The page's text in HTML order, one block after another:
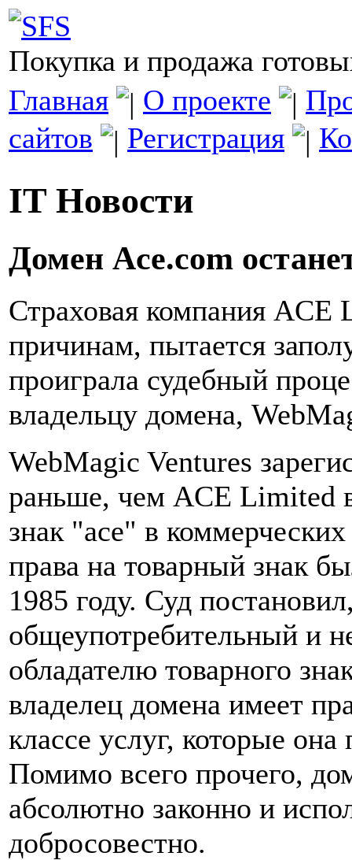
Покупка и продажа
Главная
О проекте
сайтов
Регистрация
IT Новости
Домен Ace.com
Страховая компания
причинам, пытается
проиграла судебный
владельцу домена,
WebMagic Ventures
раньше, чем ACE Limited
знак "ace" в
права на товарный знак
1985 году. Суд
общеупотребительный и
обладателю товарного
владелец домена имеет
классе услуг, которые она
Помимо всего прочего,
абсолютно законно и
добросовестно.